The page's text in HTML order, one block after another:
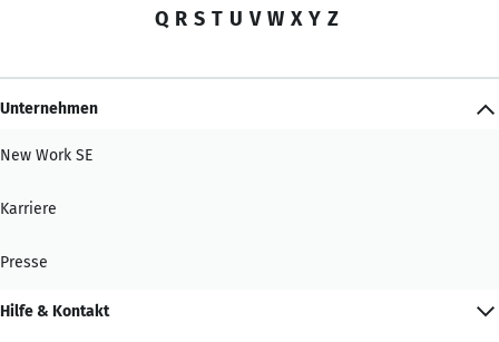
Q R S T U V W X Y Z
Unternehmen
New Work SE
Karriere
Presse
Hilfe & Kontakt